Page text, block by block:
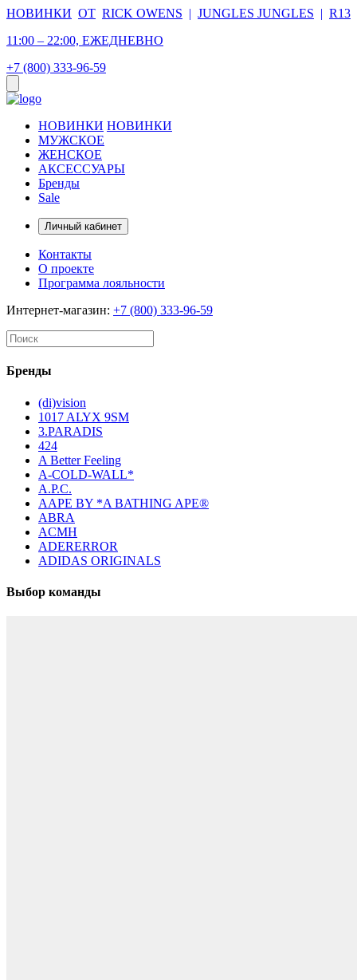
НОВИНКИ ОТ RICK OWENS | JUNGLES JUNGLES | R13
11:00 – 22:00, ЕЖЕДНЕВНО
+7 (800) 333-96-59
НОВИНКИ НОВИНКИ
МУЖСКОЕ
ЖЕНСКОЕ
АКСЕССУАРЫ
Бренды
Sale
Личный кабинет
Контакты
О проекте
Программа лояльности
Интернет-магазин: +7 (800) 333-96-59
Бренды
(di)vision
1017 ALYX 9SM
3.PARADIS
424
A Better Feeling
A-COLD-WALL*
A.P.C.
AAPE BY *A BATHING APE®
ABRA
ACMH
ADERERROR
ADIDAS ORIGINALS
Выбор команды